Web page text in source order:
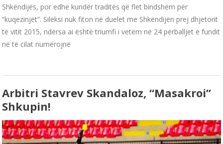
Shkëndijës, por edhe kundër traditës që flet bindshëm për
“kuqezinjët”. Sileksi nuk fiton në duelet me Shkëndijën prej dhjetorit
të vitit 2015, ndërsa ai është triumfi i vetëm në 24 përballjet e fundit
në të cilat numërojnë
Arbitri Stavrev Skandaloz, “masakroi”
Shkupin!